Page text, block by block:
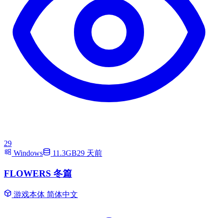
29
Windows
11.3GB29 天前
FLOWERS 冬篇
游戏本体 简体中文